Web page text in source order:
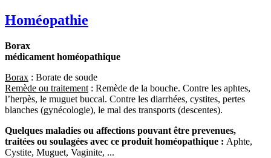
Homéopathie
Borax
médicament homéopathique
Borax : Borate de soude
Remède ou traitement : Remède de la bouche. Contre les aphtes,
l’herpès, le muguet buccal. Contre les diarrhées, cystites, pertes
blanches (gynécologie), le mal des transports (descentes).
Quelques maladies ou affections pouvant être prevenues,
traitées ou soulagées avec ce produit homéopathique : Aphte,
Cystite, Muguet, Vaginite, ...